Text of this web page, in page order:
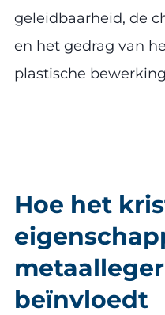
geleidbaarheid, de
en het gedrag van
plastische
Hoe het
beïnvloedt